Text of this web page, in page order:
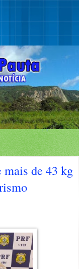
de 43 kg